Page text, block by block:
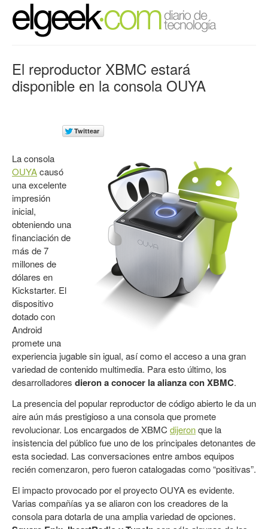
El reproductor XBMC estará
disponible en la consola OUYA
La consola
OUYAcausó
una excelente
impresión
inicial,
obteniendo una
financiación de
más de 7
millones de
dólares en
Kickstarter. El
dispositivo
dotado con
Android
promete una
experiencia jugable sin igual, así como el acceso a una gran
variedad de contenido multimedia. Para esto último, los
desarrolladores dieron a conocer la alianza con XBMC.
La presencia del popular reproductor de código abierto le da un
aire aún más prestigioso a una consola que promete
revolucionar. Los encargados de XBMC dijeronque la
insistencia del público fue uno de los principales detonantes de
esta sociedad. Las conversaciones entre ambos equipos
recién comenzaron, pero fueron catalogadas como “positivas”.
El impacto provocado por el proyecto OUYA es evidente.
Varias compañías ya se aliaron con los creadores de la
consola para dotarla de una amplia variedad de opciones.